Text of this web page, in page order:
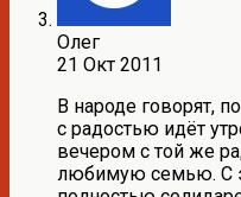
Олег
21 Окт 2011
В народе говорят,
с радостью идёт
вечером с той же
любимую семью. С